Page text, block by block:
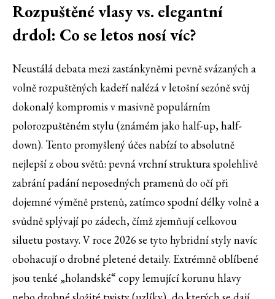
Rozpuštěné vlasy vs. elegantní
drdol: Co se letos nosí víc?
Neustálá debata mezi zastánkyněmi pevně svázaných a
volně rozpuštěných kadeří nalézá v letošní sezóně svůj
dokonalý kompromis v masivně populárním
polorozpuštěném stylu (známém jako half-up, half-
down). Tento promyšlený účes nabízí to absolutně
nejlepší z obou světů: pevná vrchní struktura spolehlivě
zabrání padání neposedných pramenů do očí při
dojemné výměně prstenů, zatímco spodní délky volně a
svůdně splývají po zádech, čímž zjemňují celkovou
siluetu postavy. V roce 2026 se tyto hybridní styly navíc
obohacují o drobné pletené detaily. Extrémně oblíbené
jsou tenké „holandské“ copy lemující korunu hlavy